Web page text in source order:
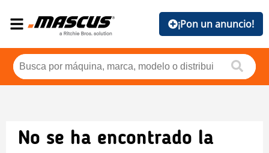
¡Pon un anuncio!
No se ha encontrado la